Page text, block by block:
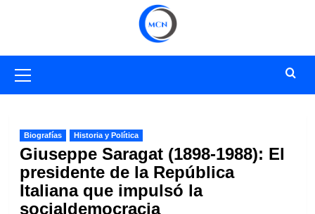
primario
Biografías Historia y Política
Giuseppe Saragat (1898-1988): El
presidente de la República
Italiana que impulsó la
socialdemocracia